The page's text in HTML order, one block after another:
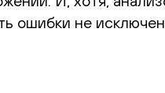
ошибки не